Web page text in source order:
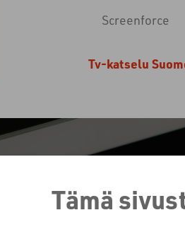
Tämä
Screenforce
Tv-katselu